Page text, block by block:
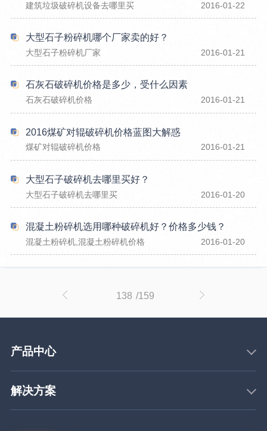
建筑垃圾破碎机设备去哪里买 2016-01-22
大型石子粉碎机哪个厂家卖的好？
大型石子粉碎机厂家 2016-01-21
石灰石破碎机价格是多少，受什么因素
石灰石破碎机价格 2016-01-21
2016煤矿对辊破碎机价格蓝图大解惑
煤矿对辊破碎机价格 2016-01-21
大型石子破碎机去哪里买好？
大型石子破碎机去哪里买 2016-01-20
混凝土粉碎机选用哪种破碎机好？价格多少钱？
混凝土粉碎机,混凝土粉碎机价格 2016-01-20
138 /159
产品中心
解决方案